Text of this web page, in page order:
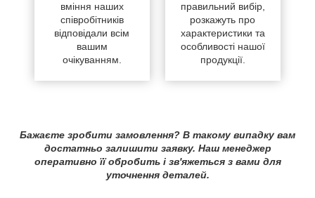
вміння наших
співробітників
відповідали всім
вашим
очікуванням.
правильний вибір,
розкажуть про
характеристики та
особливості нашої
продукції.
Бажаєте зробити замовлення? В такому випадку вам
достатньо залишити заявку. Наш менеджер
оперативно її обробить і зв'яжеться з вами для
уточнення деталей.